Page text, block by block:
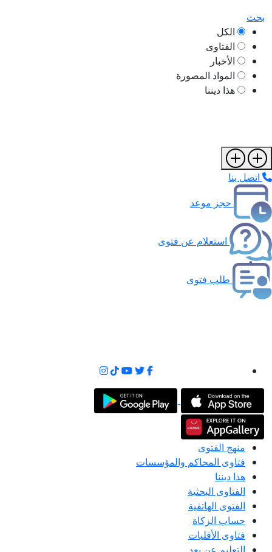
بحث
الكل
الفتاوى
الأخبار
المواد المصورة
هذا ديننا
اتصل بنا
حجز موعد
استعلام عن فتوى
طلب فتوى
منهج الفتوى
فتاوى المحاكم والمؤسسات
هذا ديننا
الفتاوى البحثية
الفتوى الهاتفية
حساب الزكاة
فتاوى الأقليات